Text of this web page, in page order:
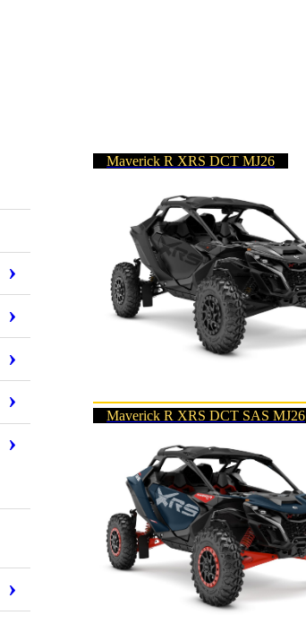
Maverick R XRS DCT MJ26
Maverick R XRS DCT SAS MJ26